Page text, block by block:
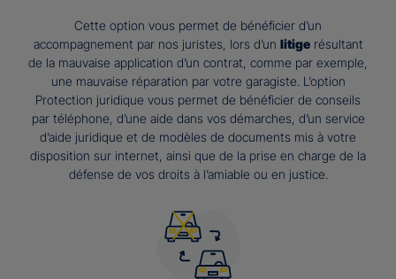
Cette option vous permet de bénéficier d’un
accompagnement par nos juristes, lors d’un litigerésultant
de la mauvaise application d’un contrat, comme par exemple,
une mauvaise réparation par votre garagiste. L’option
Protection juridique vous permet de bénéficier de conseils
par téléphone, d’une aide dans vos démarches, d’un service
d’aide juridique et de modèles de documents mis à votre
disposition sur internet, ainsi que de la prise en charge de la
défense de vos droits à l’amiable ou en justice.